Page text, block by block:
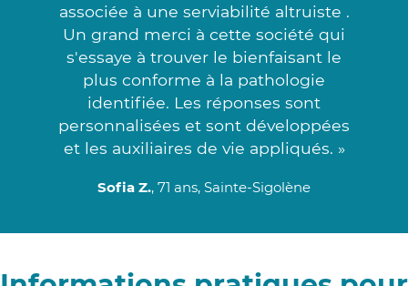
associée à une serviabilité altruiste .
Un grand merci à cette société qui
s'essaye à trouver le bienfaisant le
plus conforme à la pathologie
identifiée. Les réponses sont
personnalisées et sont développées
et les auxiliaires de vie appliqués. »
Sofia Z., 71 ans, Sainte-Sigolène